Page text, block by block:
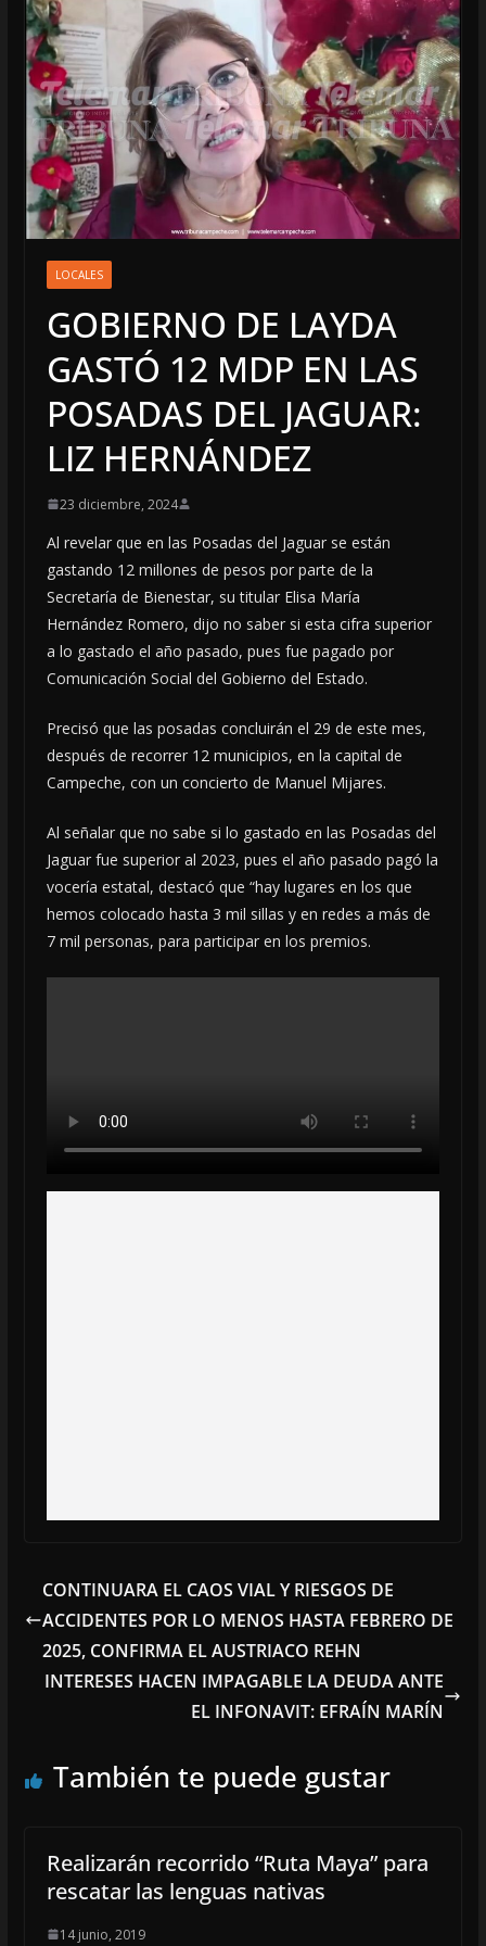
LOCALES
GOBIERNO DE LAYDA
GASTÓ 12 MDP EN LAS
POSADAS DEL JAGUAR:
LIZ HERNÁNDEZ
23 diciembre, 2024
Al revelar que en las Posadas del Jaguar se están
gastando 12 millones de pesos por parte de la
Secretaría de Bienestar, su titular Elisa María
Hernández Romero, dijo no saber si esta cifra superior
a lo gastado el año pasado, pues fue pagado por
Comunicación Social del Gobierno del Estado.
Precisó que las posadas concluirán el 29 de este mes,
después de recorrer 12 municipios, en la capital de
Campeche, con un concierto de Manuel Mijares.
Al señalar que no sabe si lo gastado en las Posadas del
Jaguar fue superior al 2023, pues el año pasado pagó la
vocería estatal, destacó que “hay lugares en los que
hemos colocado hasta 3 mil sillas y en redes a más de
7 mil personas, para participar en los premios.
CONTINUARA EL CAOS VIAL Y RIESGOS DE
ACCIDENTES POR LO MENOS HASTA FEBRERO DE
2025, CONFIRMA EL AUSTRIACO REHN
INTERESES HACEN IMPAGABLE LA DEUDA ANTE
EL INFONAVIT: EFRAÍN MARÍN
También te puede gustar
Realizarán recorrido “Ruta Maya” para
rescatar las lenguas nativas
14 junio, 2019